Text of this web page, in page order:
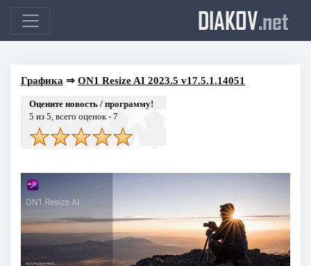
DIAKOV.net
Графика ⇒ ON1 Resize AI 2023.5 v17.5.1.14051
Оцените новость / программу!
5 из 5, всего оценок - 7